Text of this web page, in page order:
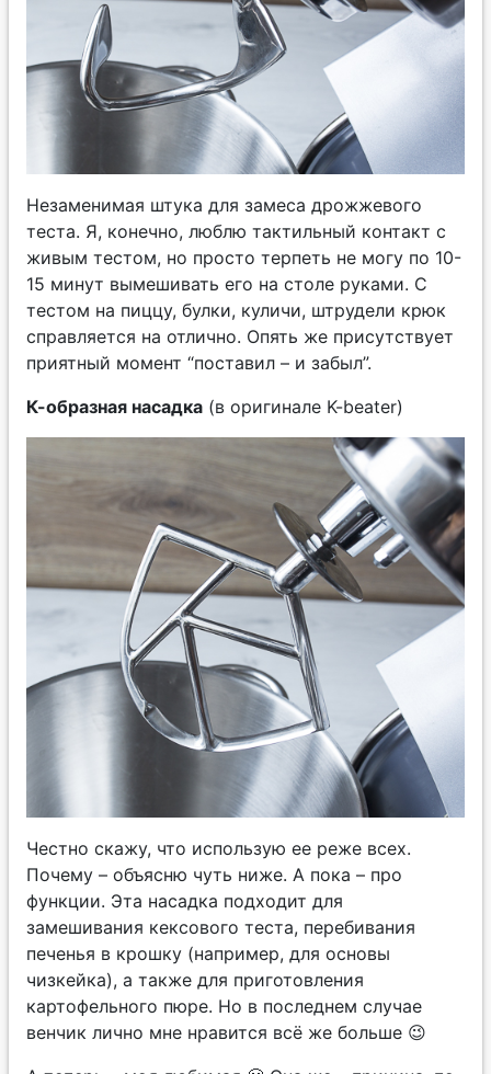
Незаменимая штука для замеса дрожжевого
теста. Я, конечно, люблю тактильный контакт с
живым тестом, но просто терпеть не могу по 10-
15 минут вымешивать его на столе руками. С
тестом на пиццу, булки, куличи, штрудели крюк
справляется на отлично. Опять же присутствует
приятный момент “поставил – и забыл”.
К-образная насадка (в оригинале K-beater)
Честно скажу, что использую ее реже всех.
Почему – объясню чуть ниже. А пока – про
функции. Эта насадка подходит для
замешивания кексового теста, перебивания
печенья в крошку (например, для основы
чизкейка), а также для приготовления
картофельного пюре. Но в последнем случае
венчик лично мне нравится всё же больше 😉